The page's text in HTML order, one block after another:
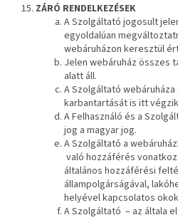
ZÁRÓ RENDELKEZÉSEK
A Szolgáltató jogosult
egyoldalúan
webáruházon keresztül
Jelen webáruház összes
alatt áll.
A Szolgáltató
karbantartását is itt
A Felhasználó és a
jog a magyar jog.
A Szolgáltató a
való hozzáférés
általános hozzáférési
állampolgárságával,
helyével kapcsolatos
A Szolgáltató – az általa